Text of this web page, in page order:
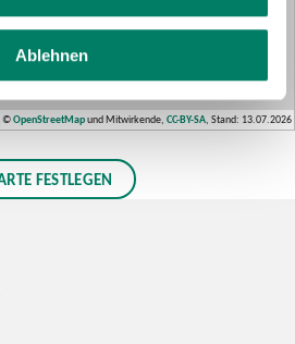
Ablehnen
©OpenStreetMapund Mitwirkende, CC-BY-SA, Stand: 13.07.2026
FESTLEGEN